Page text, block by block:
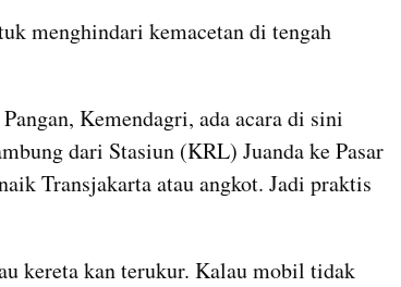
menghindari kemacetan di tengah
Kemendagri, ada acara di sini
dari Stasiun (KRL) Juanda ke Pasar
Transjakarta atau angkot. Jadi praktis
kereta kan terukur. Kalau mobil tidak